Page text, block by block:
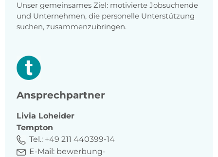
Unser gemeinsames Ziel: motivierte Jobsuchende
und Unternehmen, die personelle Unterstützung
suchen, zusammenzubringen.
Ansprechpartner
Livia Loheider
Tempton
Tel.: +49 211 440399-14
E-Mail: bewerbung-